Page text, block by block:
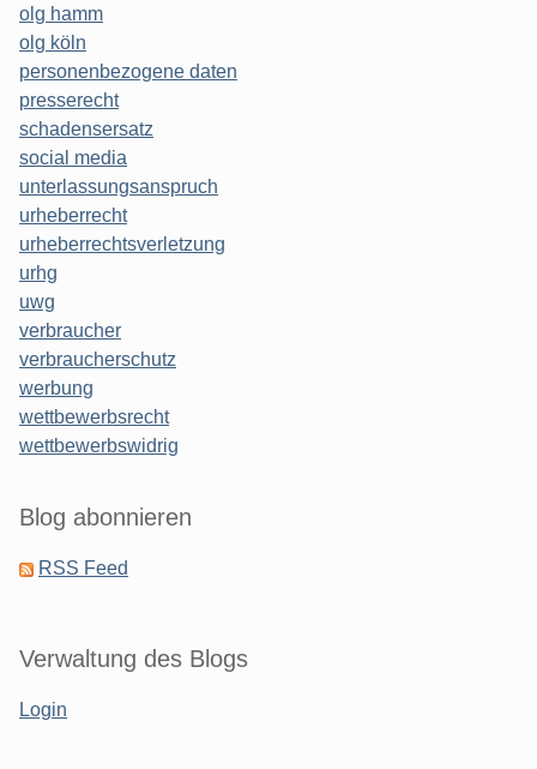
olg hamm
olg köln
personenbezogene daten
presserecht
schadensersatz
social media
unterlassungsanspruch
urheberrecht
urheberrechtsverletzung
urhg
uwg
verbraucher
verbraucherschutz
werbung
wettbewerbsrecht
wettbewerbswidrig
Blog abonnieren
RSS Feed
Verwaltung des Blogs
Login